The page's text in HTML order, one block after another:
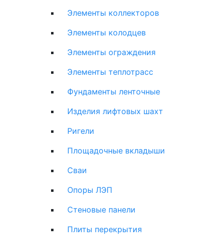
Элементы коллекторов
Элементы колодцев
Элементы ограждения
Элементы теплотрасс
Фундаменты ленточные
Изделия лифтовых шахт
Ригели
Площадочные вкладыши
Сваи
Опоры ЛЭП
Стеновые панели
Плиты перекрытия